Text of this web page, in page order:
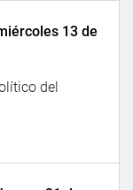
13 de
del